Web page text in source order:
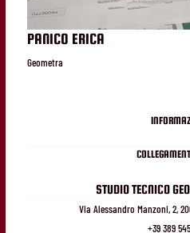
PANICO ERICA
Geometra
STUDIO TECNICO
Via Alessandro Manzoni, 2,
+39 389